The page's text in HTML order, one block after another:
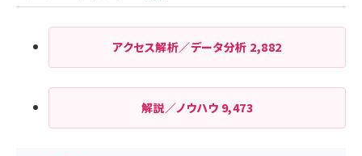
アクセス解析／データ分析 2,882
解説／ノウハウ 9,473